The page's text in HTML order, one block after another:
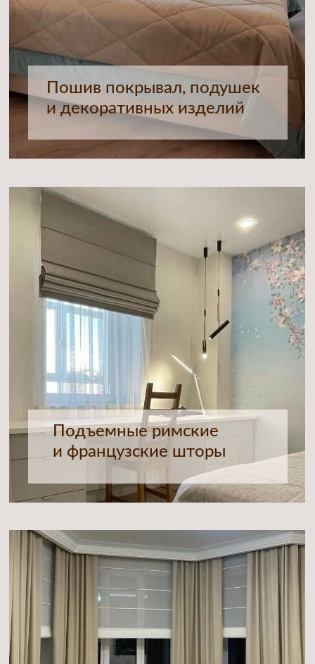
АКЦИЯ
Подушки в подарок
при заказе текстиля
в спальню
в спальню — две декоративные
подушки в подарок к вашему
комплекту